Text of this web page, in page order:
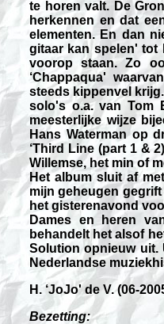
te horen valt. De
herkennen en dat
elementen. En dan
gitaar kan spelen' tot
voorop staan. Zo
‘Chappaqua'
steeds kippenvel
solo's o.a. van Tom
meesterlijke wijze
Hans Waterman op
‘Third Line (part 1 &
Willemse, het min of
Het album sluit af
mijn geheugen
het gisterenavond
Dames en heren
behandelt het alsof
Solution opnieuw uit.
Nederlandse
H. ‘JoJo' de V. (06-
Bezetting: